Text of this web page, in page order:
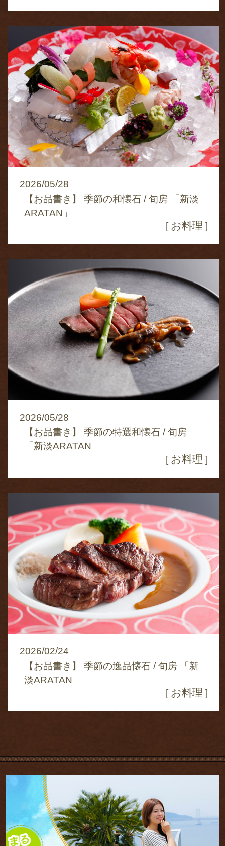
2026/05/28
【お品書き】 季節の和懐石 / 旬房 「新淡
ARATAN」
[ お料理 ]
2026/05/28
【お品書き】 季節の特選和懐石 / 旬房
「新淡ARATAN」
[ お料理 ]
2026/02/24
【お品書き】 季節の逸品懐石 / 旬房 「新
淡ARATAN」
[ お料理 ]